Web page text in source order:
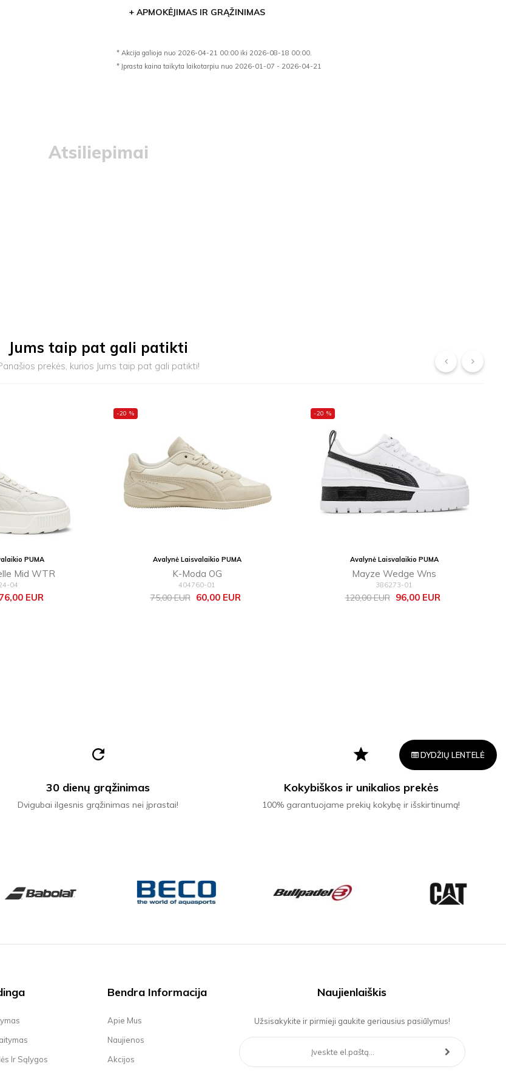
DYDŽIŲ LENTELĖ
+ APMOKĖJIMAS IR GRĄŽINIMAS
* Akcija galioja nuo 2026-04-21 00:00 iki 2026-08-18 00:00.
* Įprasta kaina taikyta laikotarpiu nuo 2026-01-07 - 2026-04-21
Atsiliepimai
Jums taip pat gali patikti
prekės, kurios Jums taip pat gali patikti!
PUMA
Mid WTR
04
Kaina
76,00 EUR
-20 %
Avalynė Laisvalaikio PUMA
K-Moda OG
404760-01
Bazinė
75,00 EUR Kaina
60,00 EUR
-20 %
Avalynė Laisvalaikio PUMA
Mayze Wedge Wns
386273-01
Bazinė
120,00 EUR Kaina
96,00 EUR
refresh
30 dienų grąžinimas
Dvigubai ilgesnis grąžinimas nei įprastai!
star
Kokybiškos ir unikalios prekės
100% garantuojame prekių kokybę ir išskirtinumą!
Ir Sąlygos
Bendra Informacija
Apie Mus
Naujienos
Akcijos
Naujienlaiškis
Užsisakykite ir pirmieji gaukite geriausius pasiūlymus!